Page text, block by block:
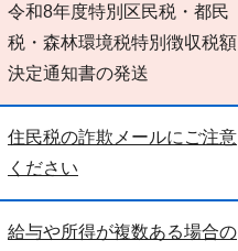
令和8年度特別区民税・都民
税・森林環境税特別徴収税額
決定通知書の発送
住民税の詐欺メールにご注意
ください
給与や所得が複数ある場合の